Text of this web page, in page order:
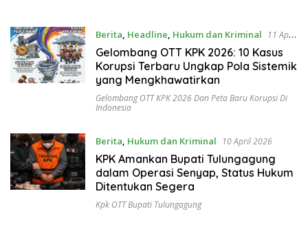
Berita Headline Hukum dan Kriminal
11 April
2026
Gelombang OTT KPK 2026: 10 Kasus
Korupsi Terbaru Ungkap Pola Sistemik
yang Mengkhawatirkan
Gelombang OTT KPK 2026 Dan Peta Baru Korupsi Di
Indonesia
Berita Hukum dan Kriminal 10 April 2026
KPK Amankan Bupati Tulungagung
dalam Operasi Senyap, Status Hukum
Ditentukan Segera
Kpk OTT Bupati Tulungagung